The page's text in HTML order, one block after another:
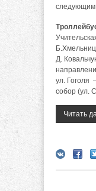
следующим
Д.
ул. Гоголя
собор (ул.
Читать